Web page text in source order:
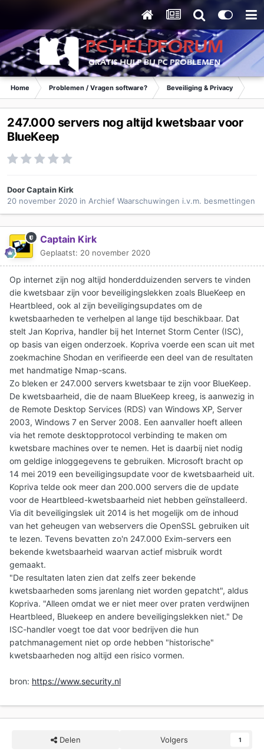
Home Problemen / Vragen software? Beveiliging & Privacy
247.000 servers nog altijd kwetsbaar voor
BlueKeep
DoorCaptain Kirk
20 november 2020 in Archief Waarschuwingen i.v.m. besmettingen
Captain Kirk
Geplaatst: 20 november 2020
Op internet zijn nog altijd honderdduizenden servers te vinden
die kwetsbaar zijn voor beveiligingslekken zoals BlueKeep en
Heartbleed, ook al zijn beveiligingsupdates om de
kwetsbaarheden te verhelpen al lange tijd beschikbaar. Dat
stelt Jan Kopriva, handler bij het Internet Storm Center (ISC),
op basis van eigen onderzoek. Kopriva voerde een scan uit met
zoekmachine Shodan en verifieerde een deel van de resultaten
met handmatige Nmap-scans.
Zo bleken er 247.000 servers kwetsbaar te zijn voor BlueKeep.
De kwetsbaarheid, die de naam BlueKeep kreeg, is aanwezig in
de Remote Desktop Services (RDS) van Windows XP, Server
2003, Windows 7 en Server 2008. Een aanvaller hoeft alleen
via het remote desktopprotocol verbinding te maken om
kwetsbare machines over te nemen. Het is daarbij niet nodig
om geldige inloggegevens te gebruiken. Microsoft bracht op
14 mei 2019 een beveiligingsupdate voor de kwetsbaarheid uit.
Kopriva telde ook meer dan 200.000 servers die de update
voor de Heartbleed-kwetsbaarheid niet hebben geïnstalleerd.
Via dit beveiligingslek uit 2014 is het mogelijk om de inhoud
van het geheugen van webservers die OpenSSL gebruiken uit
te lezen. Tevens bevatten zo'n 247.000 Exim-servers een
bekende kwetsbaarheid waarvan actief misbruik wordt
gemaakt.
"De resultaten laten zien dat zelfs zeer bekende
kwetsbaarheden soms jarenlang niet worden gepatcht", aldus
Kopriva. "Alleen omdat we er niet meer over praten verdwijnen
Heartbleed, Bluekeep en andere beveiligingslekken niet." De
ISC-handler voegt toe dat voor bedrijven die hun
patchmanagement niet op orde hebben "historische"
kwetsbaarheden nog altijd een risico vormen.
bron: https://www.security.nl
Delen Volgers 1